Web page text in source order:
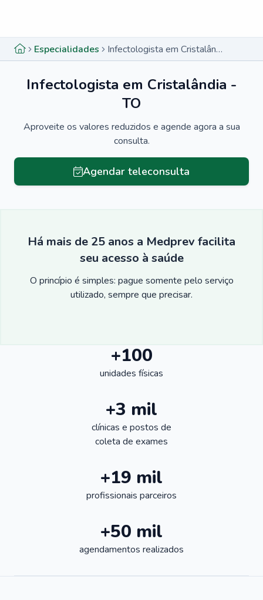
Especialidades Infectologista em Cristalândia - TO
Infectologista em Cristalândia -
TO
Aproveite os valores reduzidos e agende agora a sua
consulta.
Agendar teleconsulta
Há mais de 25 anos a Medprev facilita
seu acesso à saúde
O princípio é simples: pague somente pelo serviço
utilizado, sempre que precisar.
+100
unidades físicas
+3 mil
clínicas e postos de
coleta de exames
+19 mil
profissionais parceiros
+50 mil
agendamentos realizados